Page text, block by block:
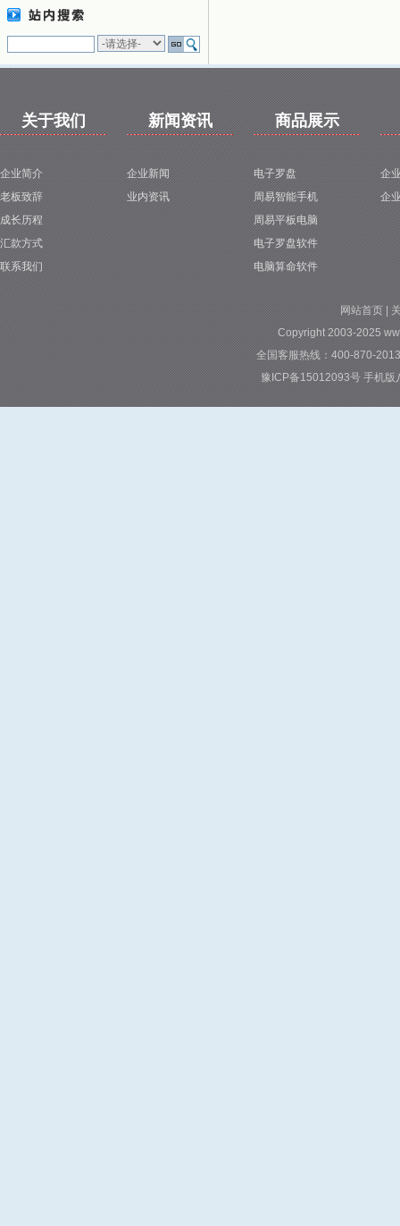
关于我们
企业简介
老板致辞
成长历程
汇款方式
联系我们
新闻资讯
企业新闻
业内资讯
商品展示
电子罗盘
周易智能手机
周易平板电脑
电子罗盘软件
电脑算命软件
企
企
网站首页|
Copyright 2003-2025
全国客服热线：400-870-
豫ICP备15012093号 手机版